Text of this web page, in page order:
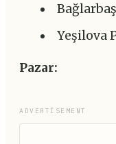
Yeşilova
Pazar:
ADVERTISEMENT